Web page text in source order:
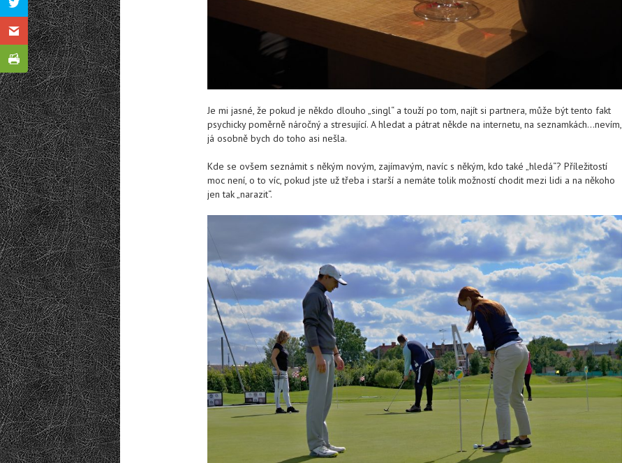
Je mi jasné, že pokud je někdo dlouho „singl“ a touží po tom, najít si partnera, může být tento fakt
psychicky poměrně náročný a stresující. A hledat a pátrat někde na internetu, na seznamkách…nevím,
já osobně bych do toho asi nešla.
Kde se ovšem seznámit s někým novým, zajímavým, navíc s někým, kdo také „hledá“? Příležitostí
moc není, o to víc, pokud jste už třeba i starší a nemáte tolik možností chodit mezi lidi a na někoho
jen tak „narazit“.